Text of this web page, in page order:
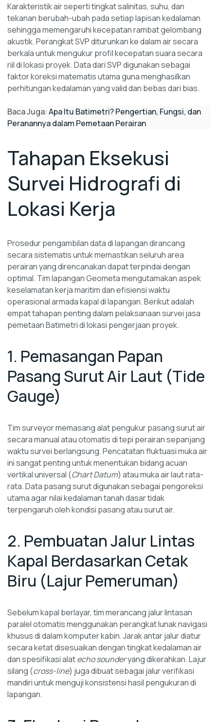
Karakteristik air seperti tingkat salinitas, suhu, dan
tekanan berubah-ubah pada setiap lapisan kedalaman
sehingga memengaruhi kecepatan rambat gelombang
akustik. Perangkat SVP diturunkan ke dalam air secara
berkala untuk mengukur profil kecepatan suara secara
riil di lokasi proyek. Data dari SVP digunakan sebagai
faktor koreksi matematis utama guna menghasilkan
perhitungan kedalaman yang valid dan bebas dari bias.
Baca Juga:Apa Itu Batimetri? Pengertian, Fungsi, dan
Peranannya dalam Pemetaan Perairan
Tahapan Eksekusi
Survei Hidrografi di
Lokasi Kerja
Prosedur pengambilan data di lapangan dirancang
secara sistematis untuk memastikan seluruh area
perairan yang direncanakan dapat terpindai dengan
optimal. Tim lapangan Geometa mengutamakan aspek
keselamatan kerja maritim dan efisiensi waktu
operasional armada kapal di lapangan. Berikut adalah
empat tahapan penting dalam pelaksanaan survei jasa
pemetaan Batimetri di lokasi pengerjaan proyek.
1. Pemasangan Papan
Pasang Surut Air Laut (Tide
Gauge)
Tim surveyor memasang alat pengukur pasang surut air
secara manual atau otomatis di tepi perairan sepanjang
waktu survei berlangsung. Pencatatan fluktuasi muka air
ini sangat penting untuk menentukan bidang acuan
vertikal universal (Chart Datum) atau muka air laut rata-
rata. Data pasang surut digunakan sebagai pengoreksi
utama agar nilai kedalaman tanah dasar tidak
terpengaruh oleh kondisi pasang atau surut air.
2. Pembuatan Jalur Lintas
Kapal Berdasarkan Cetak
Biru (Lajur Pemeruman)
Sebelum kapal berlayar, tim merancang jalur lintasan
paralel otomatis menggunakan perangkat lunak navigasi
khusus di dalam komputer kabin. Jarak antar jalur diatur
secara ketat disesuaikan dengan tingkat kedalaman air
dan spesifikasi alatecho sounderyang dikerahkan. Lajur
silang (cross-line) juga dibuat sebagai jalur verifikasi
mandiri untuk menguji konsistensi hasil pengukuran di
lapangan.